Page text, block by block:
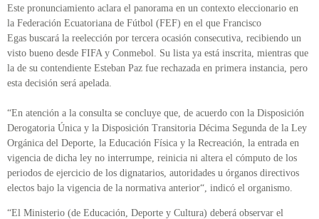
Este pronunciamiento aclara el panorama en un contexto eleccionario en
la Federación Ecuatoriana de Fútbol (FEF) en el que Francisco
Egas buscará la reelección por tercera ocasión consecutiva, recibiendo un
visto bueno desde FIFA y Conmebol. Su lista ya está inscrita, mientras que
la de su contendiente Esteban Paz fue rechazada en primera instancia, pero
esta decisión será apelada.
“En atención a la consulta se concluye que, de acuerdo con la Disposición
Derogatoria Única y la Disposición Transitoria Décima Segunda de la Ley
Orgánica del Deporte, la Educación Física y la Recreación, la entrada en
vigencia de dicha ley no interrumpe, reinicia ni altera el cómputo de los
periodos de ejercicio de los dignatarios, autoridades u órganos directivos
electos bajo la vigencia de la normativa anterior“, indicó el organismo.
“El Ministerio (de Educación, Deporte y Cultura) deberá observar el